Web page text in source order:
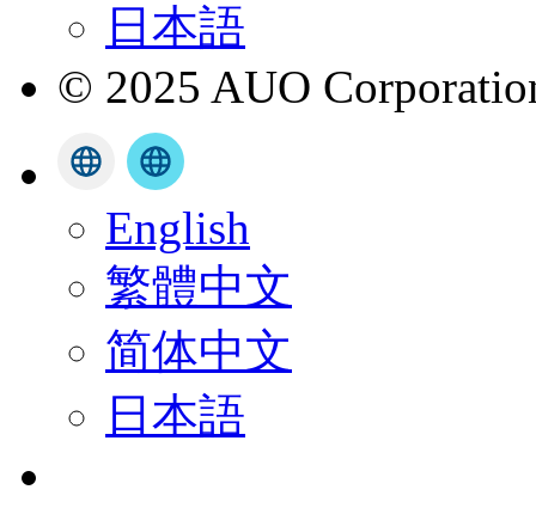
日本語
© 2025 AUO
English
繁體中文
简体中文
日本語